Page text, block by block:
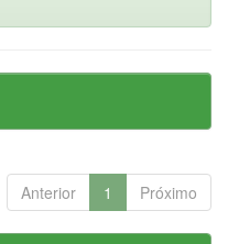
Anterior 1 Próximo